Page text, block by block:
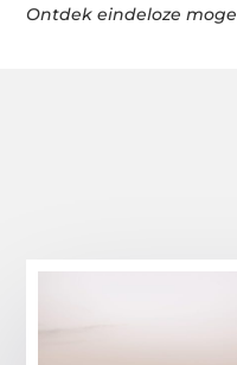
Ontdek eindeloze